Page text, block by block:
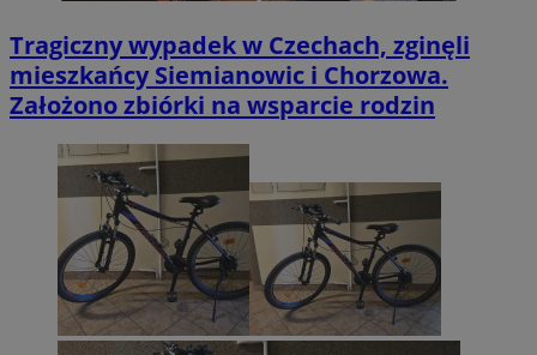
Tragiczny wypadek w Czechach, zginęli
mieszkańcy Siemianowic i Chorzowa.
Założono zbiórki na wsparcie rodzin